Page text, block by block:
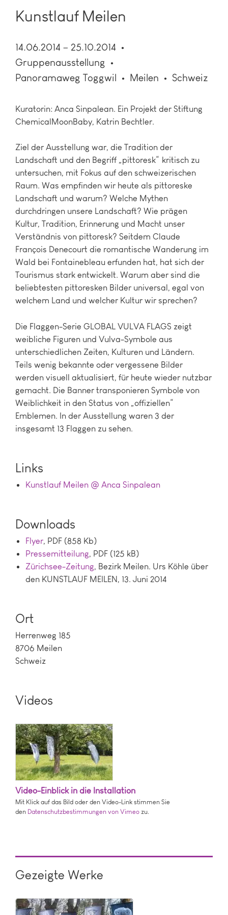
Kunstlauf Meilen
14.06.2014 – 25.10.2014
Gruppenausstellung
Panoramaweg Toggwil
Meilen Schweiz
Kuratorin: Anca Sinpalean. Ein Projekt der Stiftung
ChemicalMoonBaby, Katrin Bechtler.
Ziel der Ausstellung war, die Tradition der
Landschaft und den Begriff „pittoresk“ kritisch zu
untersuchen, mit Fokus auf den schweizerischen
Raum. Was empfinden wir heute als pittoreske
Landschaft und warum? Welche Mythen
durchdringen unsere Landschaft? Wie prägen
Kultur, Tradition, Erinnerung und Macht unser
Verständnis von pittoresk? Seitdem Claude
François Denecourt die romantische Wanderung im
Wald bei Fontainebleau erfunden hat, hat sich der
Tourismus stark entwickelt. Warum aber sind die
beliebtesten pittoresken Bilder universal, egal von
welchem Land und welcher Kultur wir sprechen?
Die Flaggen-Serie GLOBAL VULVA FLAGS zeigt
weibliche Figuren und Vulva-Symbole aus
unterschiedlichen Zeiten, Kulturen und Ländern.
Teils wenig bekannte oder vergessene Bilder
werden visuell aktualisiert, für heute wieder nutzbar
gemacht. Die Banner transponieren Symbole von
Weiblichkeit in den Status von „offiziellen“
Emblemen. In der Ausstellung waren 3 der
insgesamt 13 Flaggen zu sehen.
Links
Kunstlauf Meilen @ Anca Sinpalean
Downloads
Flyer, PDF (858 Kb)
Pressemitteilung, PDF (125 kB)
Zürichsee-Zeitung, Bezirk Meilen. Urs Köhle über
den KUNSTLAUF MEILEN, 13. Juni 2014
Ort
Herrenweg 185
8706 Meilen
Schweiz
Videos
Video-Einblick in die Installation
Mit Klick auf das Bild oder den Video-Link stimmen Sie
den Datenschutzbestimmungen von Vimeo zu.
Gezeigte Werke